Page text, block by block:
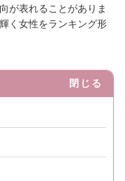
が表れることがありま
く女性をランキング形
閉じる